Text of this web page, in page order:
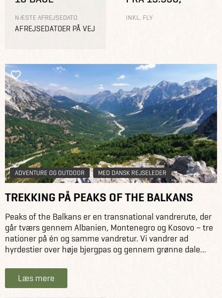
NÆSTE AFREJSEDATO
AFREJSEDATOER PÅ VEJ
INKL. FLY
ADVENTURE OG OUTDOOR MED DANSK REJSELEDER
TREKKING PÅ PEAKS OF THE BALKANS
Peaks of the Balkans er en transnational vandrerute, der
går tværs gennem Albanien, Montenegro og Kosovo – tre
nationer på én og samme vandretur. Vi vandrer ad
hyrdestier over høje bjergpas og gennem grønne dale...
Læs mere